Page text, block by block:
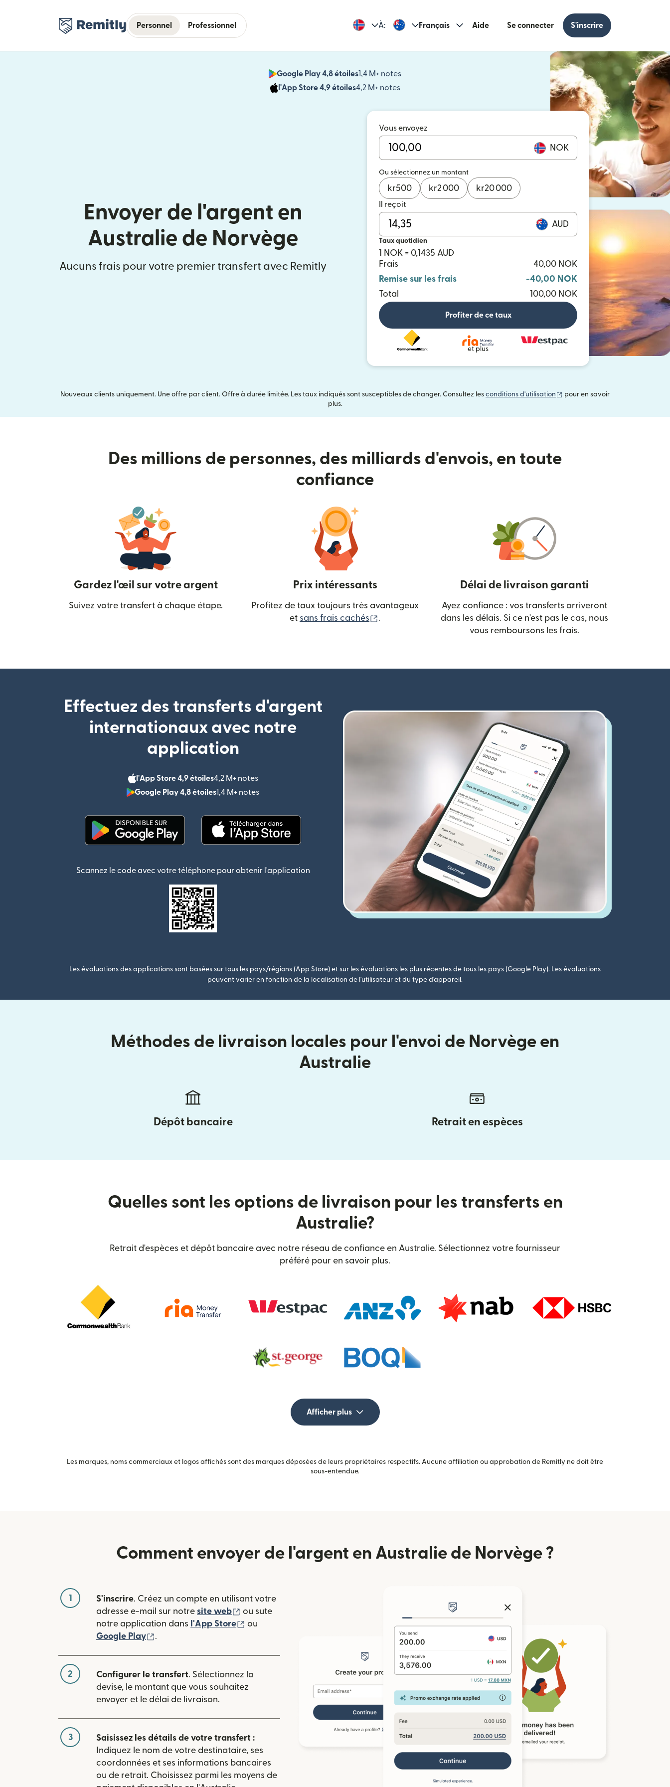
Personnel Professionnel À: Français Aide Se connecter S'inscrire
Google Play 4,8 étoiles1,4 M+ notes
l'App Store 4,9 étoiles4,2 M+ notes
(s'ouvre dans une nouvelle fenêtre)
Envoyer de l'argent en
Australie de Norvège
Aucuns frais pour votre premier transfert avec Remitly
Vous envoyez
NOK
Ou sélectionnez un montant
kr500 kr2 000 kr20 000
Il reçoit
AUD
Taux quotidien
1 NOK = 0,1435 AUD
Frais
40,00 NOK
Remise sur les frais
-40,00 NOK
Total
100,00 NOK
Profiter de ce taux
et plus
Nouveaux clients uniquement. Une offre par client. Offre à durée limitée. Les taux indiqués sont susceptibles de changer. Consultez les conditions d'utilisation (s'ouvre dans une nouvelle
pour en savoir
plus.
Des millions de personnes, des milliards d'envois, en toute
confiance
Gardez l'œil sur votre argent
Suivez votre transfert à chaque étape.
Prix intéressants
Profitez de taux toujours très avantageux
et sans frais cachés (s'ouvre dans une nouvelle fenêtre)
.
Délai de livraison garanti
Ayez confiance : vos transferts arriveront
dans les délais. Si ce n'est pas le cas, nous
vous remboursons les frais.
Effectuez des transferts d'argent
internationaux avec notre
application
l'App Store 4,9 étoiles4,2 M+ notes
(s'ouvre dans une nouvelle fenêtre)
Google Play 4,8 étoiles1,4 M+ notes
Scannez le code avec votre téléphone pour obtenir l'application
Les évaluations des applications sont basées sur tous les pays/régions (App Store) et sur les évaluations les plus récentes de tous les pays (Google Play). Les évaluations
peuvent varier en fonction de la localisation de l'utilisateur et du type d'appareil.
Méthodes de livraison locales pour l'envoi de Norvège en
Australie
Dépôt bancaire Retrait en espèces
Quelles sont les options de livraison pour les transferts en
Australie?
Retrait d'espèces et dépôt bancaire avec notre réseau de confiance en Australie. Sélectionnez votre fournisseur
préféré pour en savoir plus.
Afficher plus
Les marques, noms commerciaux et logos affichés sont des marques déposées de leurs propriétaires respectifs. Aucune affiliation ou approbation de Remitly ne doit être
sous-entendue.
Comment envoyer de l'argent en Australie de Norvège ?
1 S'inscrire. Créez un compte en utilisant votre
adresse e-mail sur notre site web (s'ouvre dans une nouvelle fenêtre)
ou sute
notre application dans l'App Store (s'ouvre dans une nouvelle fenêtre)
ou
Google Play
.
2 Configurer le transfert. Sélectionnez la
devise, le montant que vous souhaitez
envoyer et le délai de livraison.
3
Saisissez les détails de votre transfert :
Indiquez le nom de votre destinataire, ses
coordonnées et ses informations bancaires
ou de retrait. Choisissez parmi les moyens de